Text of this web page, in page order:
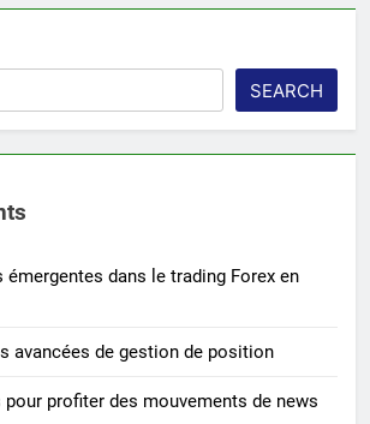
SEARCH
émergentes dans le trading Forex en
avancées de gestion de position
profiter des mouvements de news